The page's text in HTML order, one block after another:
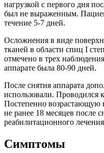
нагрузкой с первого дня
был не выраженным.
течение 5-7 дней.
Осложнения в виде
тканей в области спиц I
отмечено в трех
аппарате была 80-90 дней.
После снятия аппарата
использовали. Проводился
Постепенно возрастающую
не ранее 18 месяцев после
реабилитационного
Симптомы